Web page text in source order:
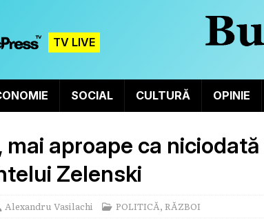
TV LIVE
SOCIAL CULTURĂ OPINIE
mai aproape ca
Zelenski
Alexandru Vasilachi POLITICĂ, RĂZBOI